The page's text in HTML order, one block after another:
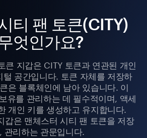
티 팬 토큰(CITY)
엇인가요?
큰 지갑은 CITY 토큰과 연관된 개인
공간입니다. 토큰 자체를 저장하
은 블록체인에 남아 있습니다. 이
유를 관리하는 데 필수적이며, 액세
개인 키를 생성하고 유지합니다.
갑은 맨체스터 시티 팬 토큰을 저장
관리하는 관문입니다.